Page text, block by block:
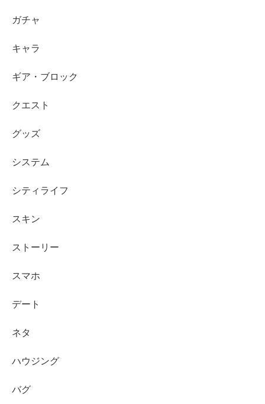
ガチャ
キャラ
ギア・ブロック
クエスト
グッズ
システム
シティライフ
スキン
ストーリー
スマホ
デート
ネタ
ハウジング
バグ